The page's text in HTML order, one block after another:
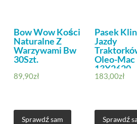
Bow Wow Kości
Naturalne Z
Warzywami Bw
30Szt.
89,90zł
Sprawdź sam
Pasek
Jazdy
Oleo-Mac
13X2620
183,00zł
Sprawdź